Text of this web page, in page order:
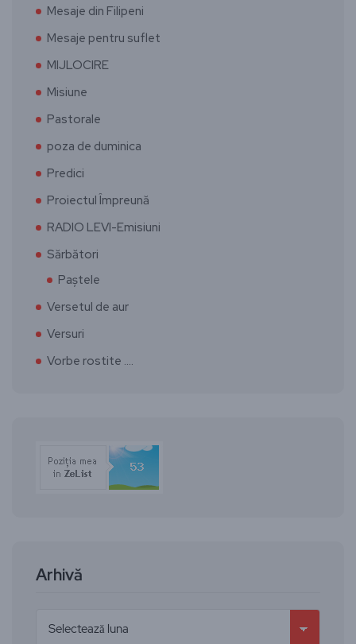
Mesaje din Filipeni
Mesaje pentru suflet
MIJLOCIRE
Misiune
Pastorale
poza de duminica
Predici
Proiectul Împreună
RADIO LEVI-Emisiuni
Sărbători
Paștele
Versetul de aur
Versuri
Vorbe rostite ….
Arhivă